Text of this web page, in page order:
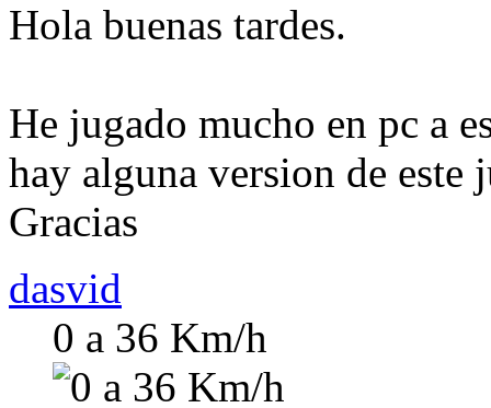
Hola buenas tardes.
He jugado mucho en pc a
hay alguna version de este
Gracias
dasvid
0 a 36 Km/h